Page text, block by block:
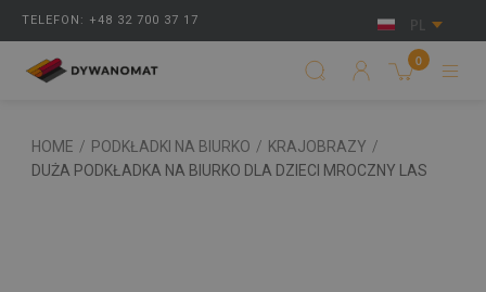
TELEFON: +48 32 700 37 17 PL
0
HOME / PODKŁADKI NA BIURKO / KRAJOBRAZY /
DUŻA PODKŁADKA NA BIURKO DLA DZIECI MROCZNY LAS